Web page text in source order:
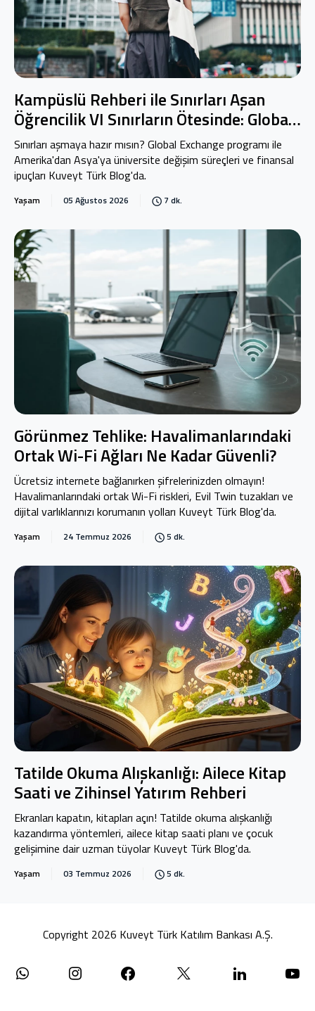
Kampüslü Rehberi ile Sınırları Aşan
Öğrencilik VI Sınırların Ötesinde: Global
Exchange
Sınırları aşmaya hazır mısın? Global Exchange programı ile
Amerika'dan Asya'ya üniversite değişim süreçleri ve finansal
ipuçları Kuveyt Türk Blog'da.
Yaşam 05 Ağustos 2026 7 dk.
Görünmez Tehlike: Havalimanlarındaki
Ortak Wi-Fi Ağları Ne Kadar Güvenli?
Ücretsiz internete bağlanırken şifrelerinizden olmayın!
Havalimanlarındaki ortak Wi-Fi riskleri, Evil Twin tuzakları ve
dijital varlıklarınızı korumanın yolları Kuveyt Türk Blog'da.
Yaşam 24 Temmuz 2026 5 dk.
Tatilde Okuma Alışkanlığı: Ailece Kitap
Saati ve Zihinsel Yatırım Rehberi
Ekranları kapatın, kitapları açın! Tatilde okuma alışkanlığı
kazandırma yöntemleri, ailece kitap saati planı ve çocuk
gelişimine dair uzman tüyolar Kuveyt Türk Blog'da.
Yaşam 03 Temmuz 2026 5 dk.
Copyright 2026 Kuveyt Türk Katılım Bankası A.Ş.